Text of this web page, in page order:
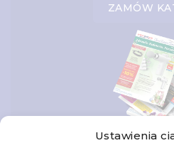
Ustawienia
ZAMÓW